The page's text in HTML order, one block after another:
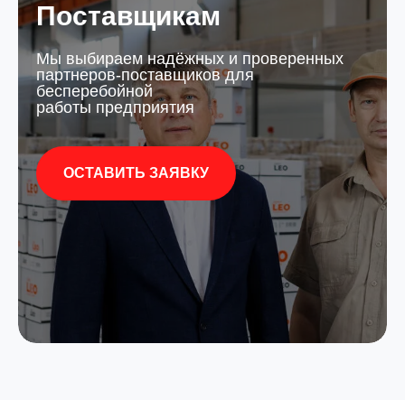
Поставщикам
Мы выбираем надёжных и проверенных
партнеров-поставщиков для
бесперебойной
работы предприятия
ОСТАВИТЬ ЗАЯВКУ